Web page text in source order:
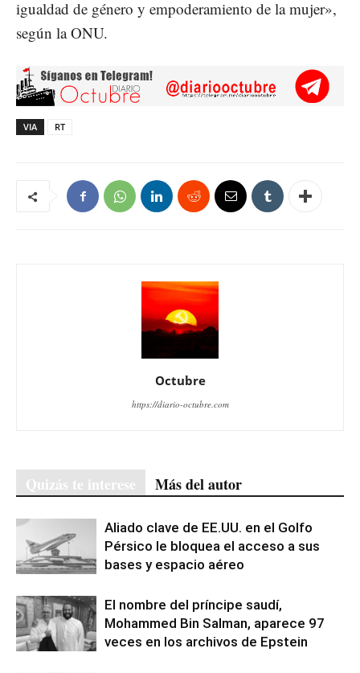
igualdad de género y empoderamiento de la mujer»,
según la ONU.
VIA RT
Octubre
https://diario-octubre.com
Quizás te interese Más del autor
Aliado clave de EE.UU. en el Golfo
Pérsico le bloquea el acceso a sus
bases y espacio aéreo
El nombre del príncipe saudí,
Mohammed Bin Salman, aparece 97
veces en los archivos de Epstein